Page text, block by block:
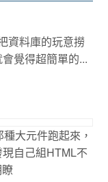
資料庫的玩意撈
覺得超簡單的...
大元件跑起來，
自己組HTML不